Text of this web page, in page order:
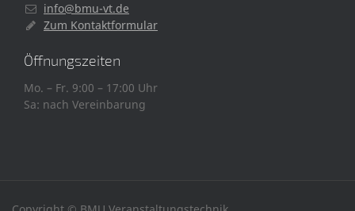
info@bmu-vt.de
Zum Kontaktformular
Öffnungszeiten
Mo. – Fr. 9:00 – 17:00 Uhr
Sa: nach Vereinbarung